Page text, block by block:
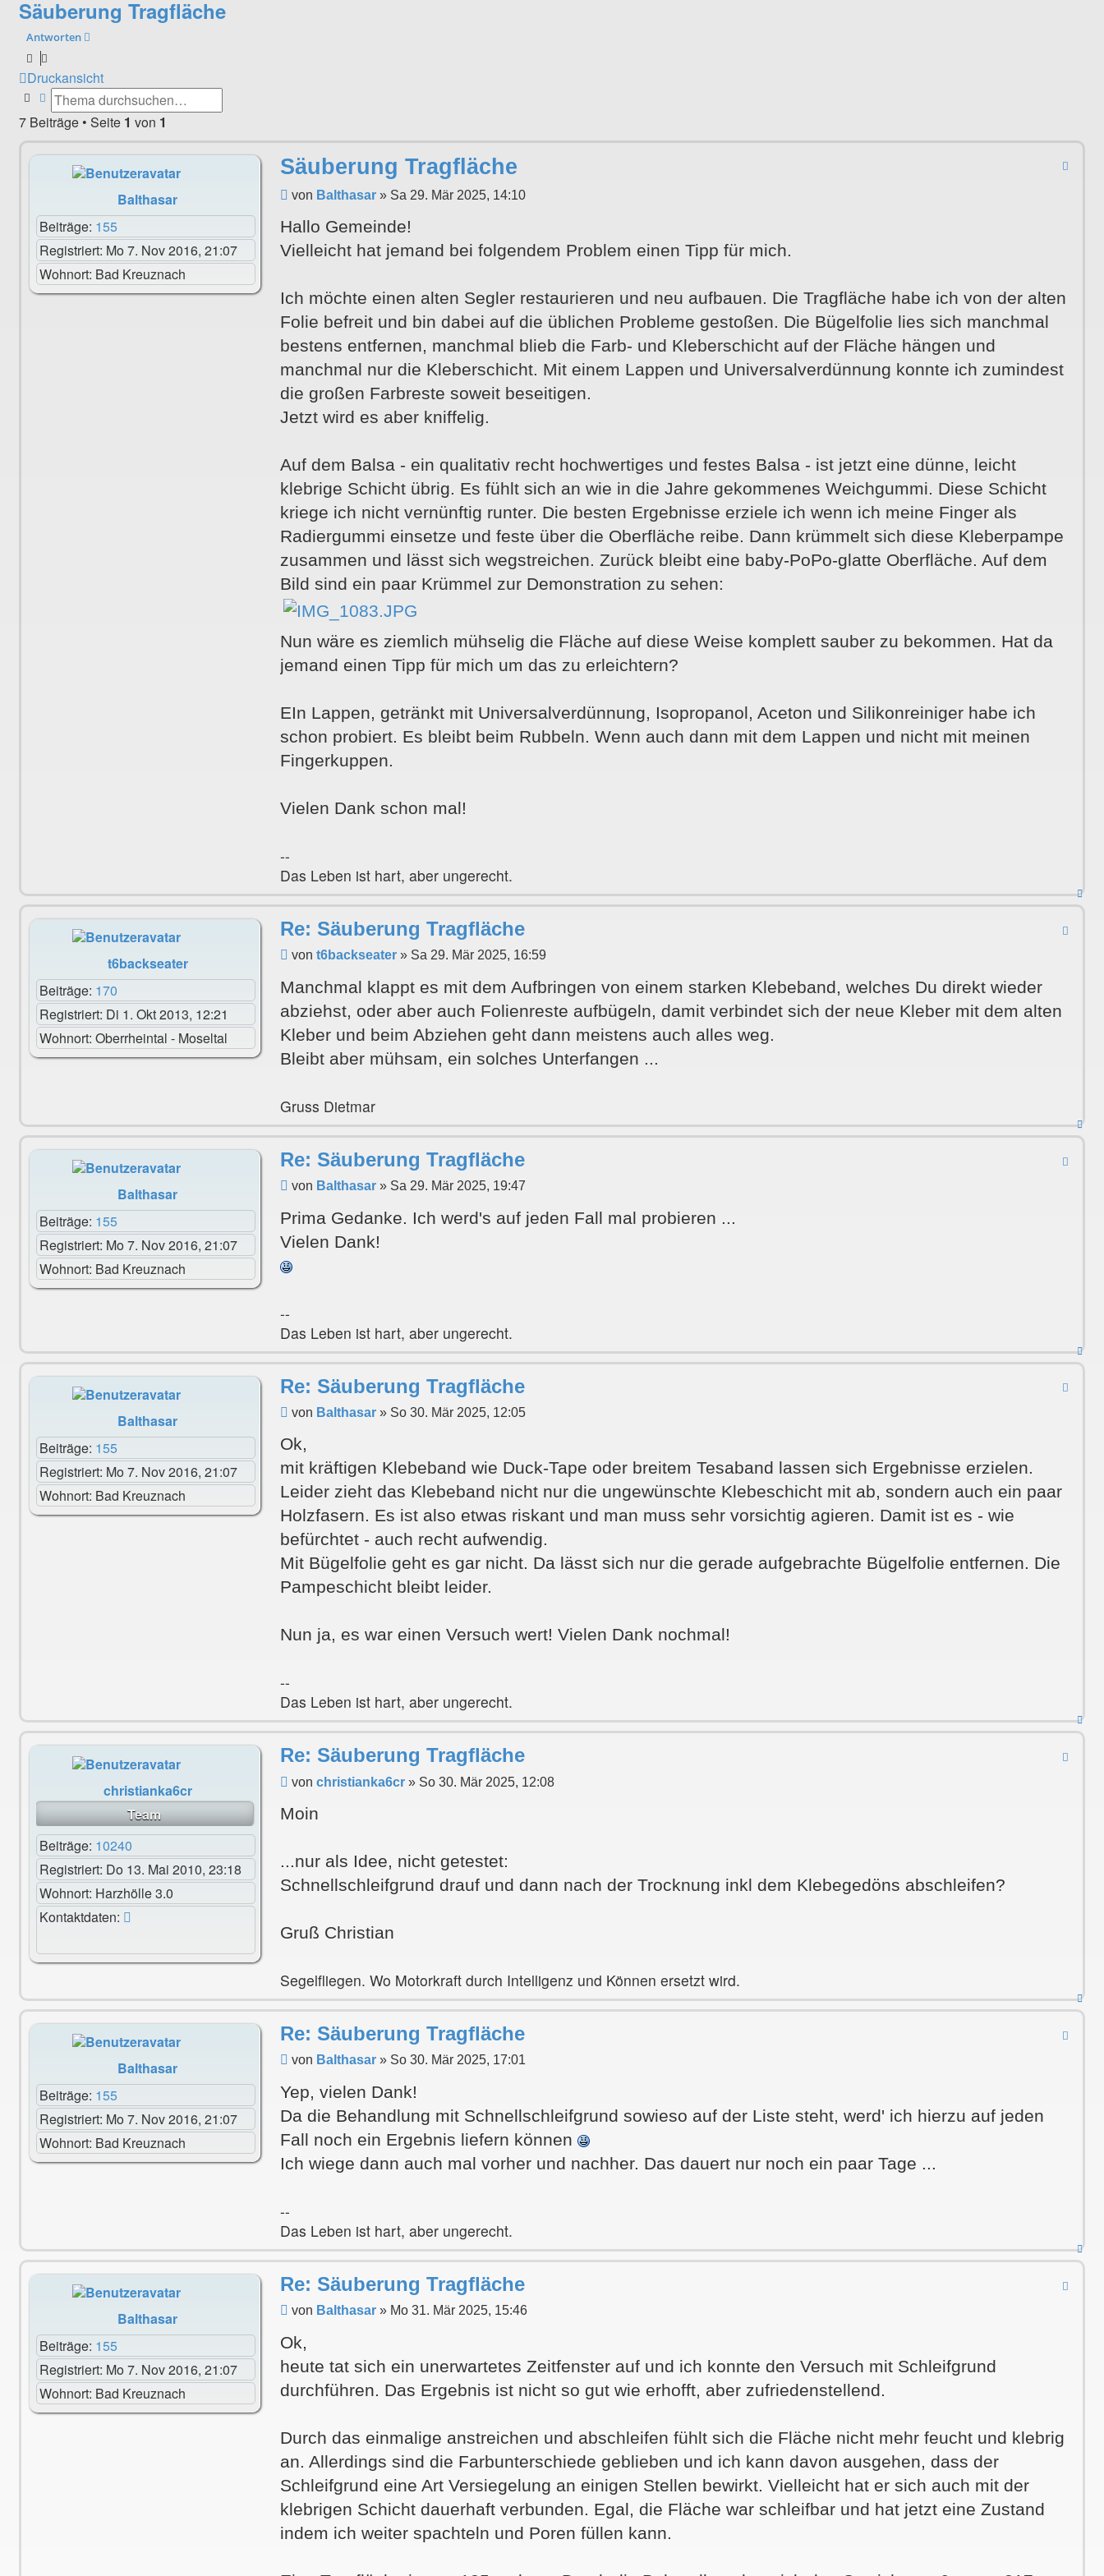
Säuberung Tragfläche
Antworten
Druckansicht
SucheErweiterte Suche
7 Beiträge • Seite 1 von 1
Balthasar
Beiträge: 155
Registriert: Mo 7. Nov 2016, 21:07
Wohnort: Bad Kreuznach
Säuberung Tragfläche
Beitrag
von Balthasar » Sa 29. Mär 2025, 14:10
Hallo Gemeinde!
Vielleicht hat jemand bei folgendem Problem einen Tipp für mich.
Ich möchte einen alten Segler restaurieren und neu aufbauen. Die Tragfläche habe ich von der alten
Folie befreit und bin dabei auf die üblichen Probleme gestoßen. Die Bügelfolie lies sich manchmal
bestens entfernen, manchmal blieb die Farb- und Kleberschicht auf der Fläche hängen und
manchmal nur die Kleberschicht. Mit einem Lappen und Universalverdünnung konnte ich zumindest
die großen Farbreste soweit beseitigen.
Jetzt wird es aber kniffelig.
Auf dem Balsa - ein qualitativ recht hochwertiges und festes Balsa - ist jetzt eine dünne, leicht
klebrige Schicht übrig. Es fühlt sich an wie in die Jahre gekommenes Weichgummi. Diese Schicht
kriege ich nicht vernünftig runter. Die besten Ergebnisse erziele ich wenn ich meine Finger als
Radiergummi einsetze und feste über die Oberfläche reibe. Dann krümmelt sich diese Kleberpampe
zusammen und lässt sich wegstreichen. Zurück bleibt eine baby-PoPo-glatte Oberfläche. Auf dem
Bild sind ein paar Krümmel zur Demonstration zu sehen:
Nun wäre es ziemlich mühselig die Fläche auf diese Weise komplett sauber zu bekommen. Hat da
jemand einen Tipp für mich um das zu erleichtern?
EIn Lappen, getränkt mit Universalverdünnung, Isopropanol, Aceton und Silikonreiniger habe ich
schon probiert. Es bleibt beim Rubbeln. Wenn auch dann mit dem Lappen und nicht mit meinen
Fingerkuppen.
Vielen Dank schon mal!
--
Das Leben ist hart, aber ungerecht.
oben
t6backseater
Beiträge: 170
Registriert: Di 1. Okt 2013, 12:21
Wohnort: Oberrheintal - Moseltal
Re: Säuberung Tragfläche
Beitrag
vont6backseater » Sa 29. Mär 2025, 16:59
Manchmal klappt es mit dem Aufbringen von einem starken Klebeband, welches Du direkt wieder
abziehst, oder aber auch Folienreste aufbügeln, damit verbindet sich der neue Kleber mit dem alten
Kleber und beim Abziehen geht dann meistens auch alles weg.
Bleibt aber mühsam, ein solches Unterfangen ...
Gruss Dietmar
oben
Balthasar
Beiträge: 155
Registriert: Mo 7. Nov 2016, 21:07
Wohnort: Bad Kreuznach
Re: Säuberung Tragfläche
Beitrag
von Balthasar » Sa 29. Mär 2025, 19:47
Prima Gedanke. Ich werd's auf jeden Fall mal probieren ...
Vielen Dank!
--
Das Leben ist hart, aber ungerecht.
oben
Balthasar
Beiträge: 155
Registriert: Mo 7. Nov 2016, 21:07
Wohnort: Bad Kreuznach
Re: Säuberung Tragfläche
Beitrag
von Balthasar » So 30. Mär 2025, 12:05
Ok,
mit kräftigen Klebeband wie Duck-Tape oder breitem Tesaband lassen sich Ergebnisse erzielen.
Leider zieht das Klebeband nicht nur die ungewünschte Klebeschicht mit ab, sondern auch ein paar
Holzfasern. Es ist also etwas riskant und man muss sehr vorsichtig agieren. Damit ist es - wie
befürchtet - auch recht aufwendig.
Mit Bügelfolie geht es gar nicht. Da lässt sich nur die gerade aufgebrachte Bügelfolie entfernen. Die
Pampeschicht bleibt leider.
Nun ja, es war einen Versuch wert! Vielen Dank nochmal!
--
Das Leben ist hart, aber ungerecht.
oben
christianka6cr
Team
Beiträge: 10240
Registriert: Do 13. Mai 2010, 23:18
Wohnort: Harzhölle 3.0
Kontaktdaten:
Re: Säuberung Tragfläche
Beitrag
vonchristianka6cr » So 30. Mär 2025, 12:08
Moin
...nur als Idee, nicht getestet:
Schnellschleifgrund drauf und dann nach der Trocknung inkl dem Klebegedöns abschleifen?
Gruß Christian
Segelfliegen. Wo Motorkraft durch Intelligenz und Können ersetzt wird.
oben
Balthasar
Beiträge: 155
Registriert: Mo 7. Nov 2016, 21:07
Wohnort: Bad Kreuznach
Re: Säuberung Tragfläche
Beitrag
von Balthasar » So 30. Mär 2025, 17:01
Yep, vielen Dank!
Da die Behandlung mit Schnellschleifgrund sowieso auf der Liste steht, werd' ich hierzu auf jeden
Fall noch ein Ergebnis liefern können
Ich wiege dann auch mal vorher und nachher. Das dauert nur noch ein paar Tage ...
--
Das Leben ist hart, aber ungerecht.
oben
Balthasar
Beiträge: 155
Registriert: Mo 7. Nov 2016, 21:07
Wohnort: Bad Kreuznach
Re: Säuberung Tragfläche
Beitrag
von Balthasar » Mo 31. Mär 2025, 15:46
Ok,
heute tat sich ein unerwartetes Zeitfenster auf und ich konnte den Versuch mit Schleifgrund
durchführen. Das Ergebnis ist nicht so gut wie erhofft, aber zufriedenstellend.
Durch das einmalige anstreichen und abschleifen fühlt sich die Fläche nicht mehr feucht und klebrig
an. Allerdings sind die Farbunterschiede geblieben und ich kann davon ausgehen, dass der
Schleifgrund eine Art Versiegelung an einigen Stellen bewirkt. Vielleicht hat er sich auch mit der
klebrigen Schicht dauerhaft verbunden. Egal, die Fläche war schleifbar und hat jetzt eine Zustand
indem ich weiter spachteln und Poren füllen kann.